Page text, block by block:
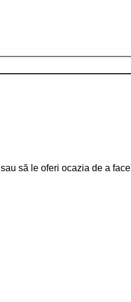
sau să le oferi ocazia de a face